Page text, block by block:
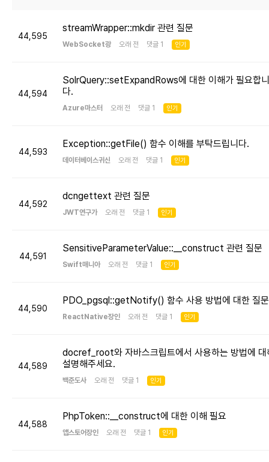
44,595
streamWrapper::mkdir 관련 질문
WebSocket광 오래 전 댓글 1 인기
44,594
SolrQuery::setExpandRows에 대한 이해가 필요합니
다.
Azure마스터 오래 전 댓글 1 인기
44,593
Exception::getFile() 함수 이해를 부탁드립니다.
데이터베이스귀신 오래 전 댓글 1 인기
44,592
dcngettext 관련 질문
JWT연구가 오래 전 댓글 1 인기
44,591
SensitiveParameterValue::__construct 관련 질문
Swift매니아 오래 전 댓글 1 인기
44,590
PDO_pgsql::getNotify() 함수 사용 방법에 대한 질문
ReactNative장인 오래 전 댓글 1 인기
44,589
docref_root와 자바스크립트에서 사용하는 방법에 대
설명해주세요.
백준도사 오래 전 댓글 1 인기
44,588
PhpToken::__construct에 대한 이해 필요
앱스토어장인 오래 전 댓글 1 인기